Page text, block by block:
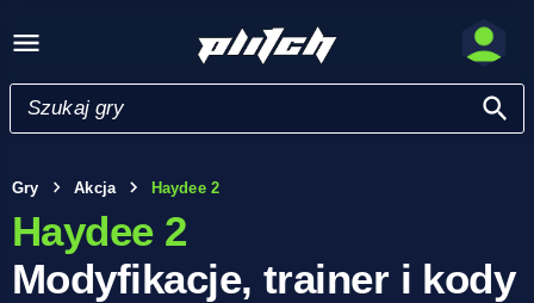
Gry Akcja Haydee 2
Haydee 2
Modyfikacje, trainer i kody